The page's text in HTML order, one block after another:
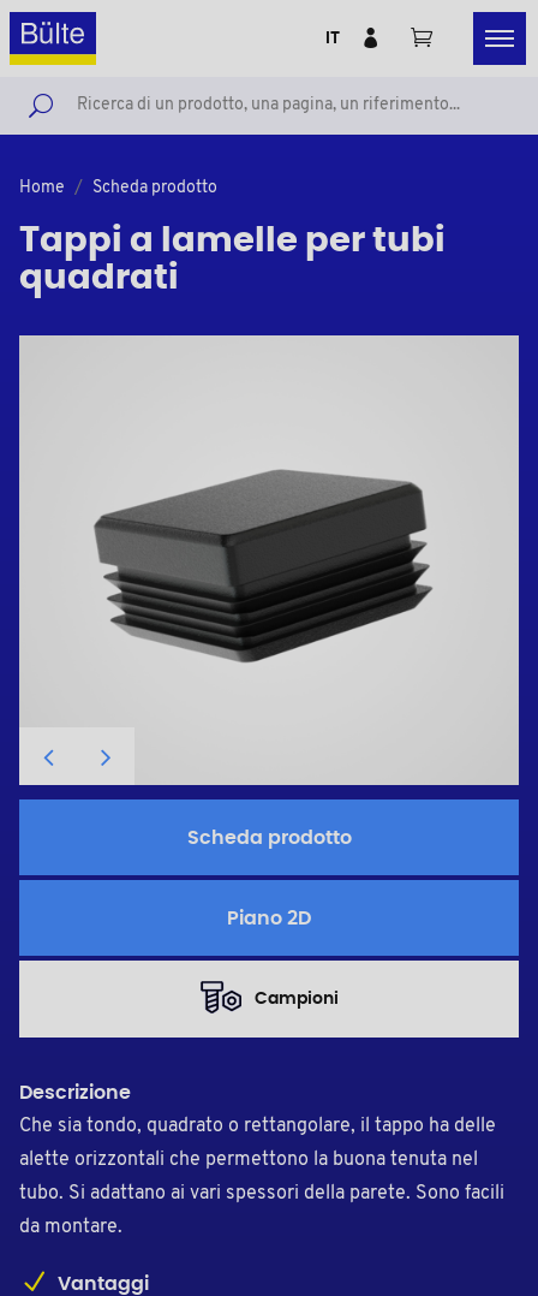
IT
Home Scheda prodotto
Tappi a lamelle per tubi
quadrati
Scheda prodotto
Piano 2D
Campioni
Descrizione
Che sia tondo, quadrato o rettangolare, il tappo ha delle
alette orizzontali che permettono la buona tenuta nel
tubo. Si adattano ai vari spessori della parete. Sono facili
da montare.
Vantaggi